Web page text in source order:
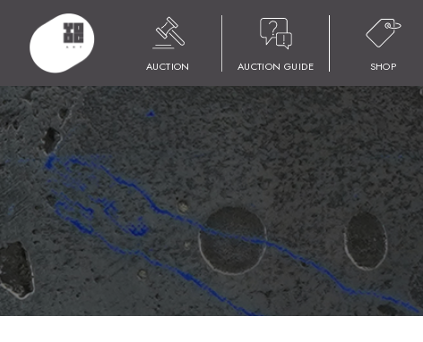
AUCTION AUCTION GUIDE SHOP
HOME YOOC ART AUCTION 018 LOT 142 北川 民次